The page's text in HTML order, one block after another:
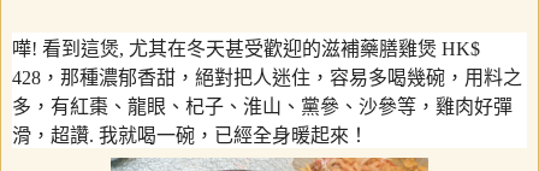
嘩! 看到這煲, 尤其在冬天甚受歡迎的滋補藥膳雞煲 HK$
428 ，那種濃郁香甜，絕對把人迷住，容易多喝幾碗，用料之
多，有紅棗、龍眼、杞子、淮山、黨參、沙參等，雞肉好彈
滑，超讚. 我就喝一碗，已經全身暖起來！